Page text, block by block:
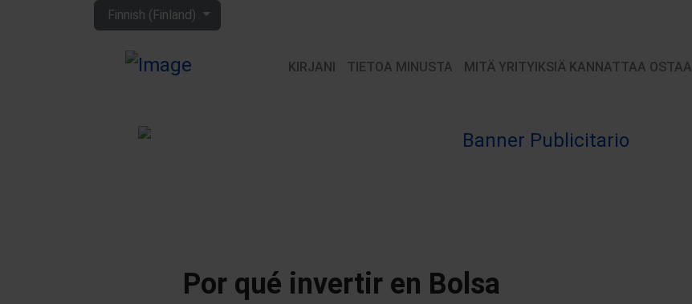
Valitse kieli
Finnish (Finland)
KIRJANI TIETOA MINUSTA MITÄ YRITYIKSIÄ KANNATTAA OSTAA
Por qué invertir en Bolsa